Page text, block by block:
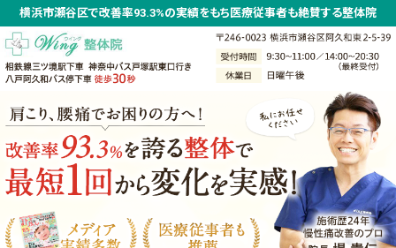
横浜市瀬谷区で改善率93.3%の実績をもち医療従事者も絶賛する整体院